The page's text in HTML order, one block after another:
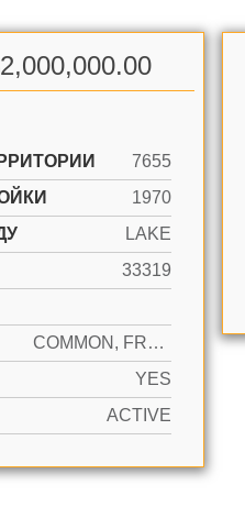
7655
1970
LAKE
33319
COMMON, FREE PARKING, ON STREET
YES
ACTIVE